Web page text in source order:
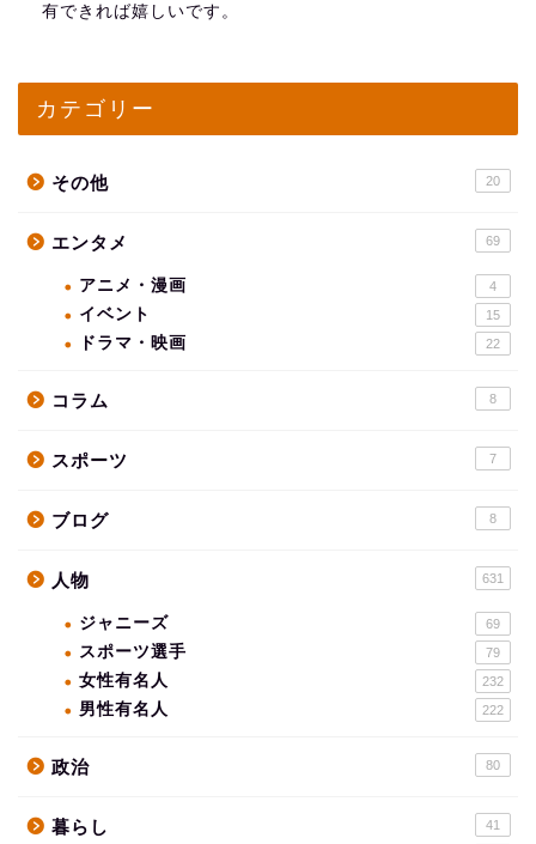
有できれば嬉しいです。
カテゴリー
その他 20
エンタメ 69
アニメ・漫画 4
イベント 15
ドラマ・映画 22
コラム 8
スポーツ 7
ブログ 8
人物 631
ジャニーズ 69
スポーツ選手 79
女性有名人 232
男性有名人 222
政治 80
暮らし 41